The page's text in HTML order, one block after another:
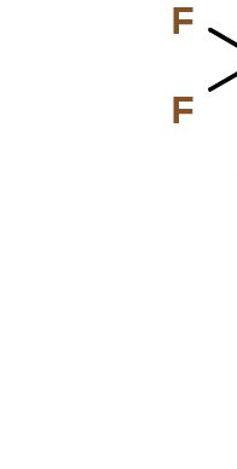
F
F